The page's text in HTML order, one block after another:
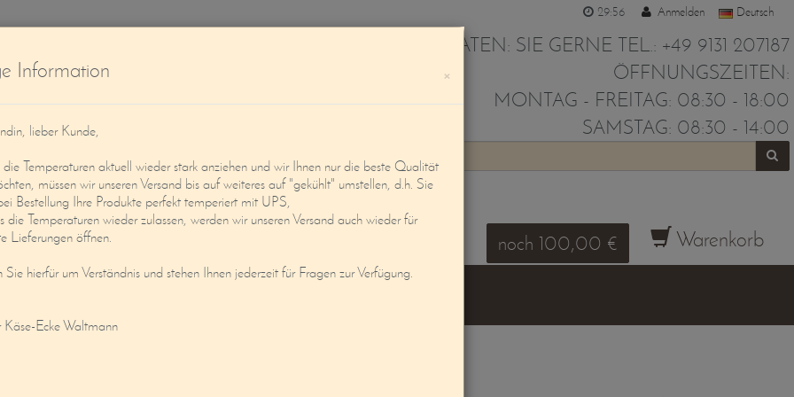
29:55 Anmelden Deutsch
WIR BERATEN: SIE GERNE TEL.: +49 9131 207187
ÖFFNUNGSZEITEN:
MONTAG - FREITAG: 08:30 - 18:00
SAMSTAG: 08:30 - 14:00
Service noch 100,00 € Warenkorb
Information ×
lieber Kunde,
Temperaturen aktuell wieder stark anziehen und wir Ihnen nur die beste Qualität
müssen wir unseren Versand bis auf weiteres auf "gekühlt" umstellen, d.h. Sie
Bestellung Ihre Produkte perfekt temperiert mit UPS,
die Temperaturen wieder zulassen, werden wir unseren Versand auch wieder für
Lieferungen öffnen.
hierfür um Verständnis und stehen Ihnen jederzeit für Fragen zur Verfügung.
Käse-Ecke Waltmann
ASCHE, HANDGESCHÖPFT